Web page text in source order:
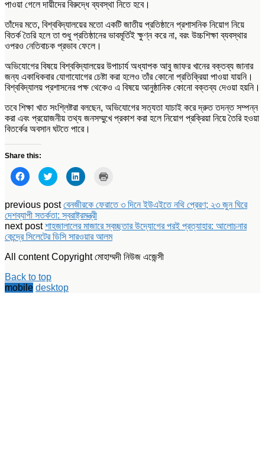
পাওয়া গেলে দায়ীদের বিরুদ্ধে ব্যবস্থা নিতে হবে।
তাঁদের মতে, বিশ্ববিদ্যালয়ের মতো একটি জাতীয় প্রতিষ্ঠানে প্রশাসনিক নিয়োগ নিয়ে
বিতর্ক তৈরি হলে তা শুধু প্রতিষ্ঠানের ভাবমূর্তিই ক্ষুণ্ন করে না, বরং উচ্চশিক্ষা ব্যবস্থার
ওপরও নেতিবাচক প্রভাব ফেলে।
অভিযোগের বিষয়ে বিশ্ববিদ্যালয়ের উপাচার্য অধ্যাপক আবু জাফর খানের বক্তব্য জানার
জন্য একাধিকবার যোগাযোগের চেষ্টা করা হলেও তাঁর কোনো প্রতিক্রিয়া পাওয়া যায়নি।
বিশ্ববিদ্যালয় প্রশাসনের পক্ষ থেকেও এ বিষয়ে আনুষ্ঠানিক কোনো বক্তব্য দেওয়া হয়নি।
তবে শিক্ষা খাত সংশ্লিষ্টরা বলছেন, অভিযোগের সত্যতা যাচাই করে দ্রুত তদন্ত সম্পন্ন
করা এবং প্রয়োজনীয় তথ্য জনসম্মুখে প্রকাশ করা হলে নিয়োগ প্রক্রিয়া নিয়ে তৈরি হওয়া
বিতর্কের অবসান ঘটতে পারে।
Share this:
Click
to
share
Facebook
(Opens
in
new
window)
Click
to
share
Twitter
(Opens
in
new
window)
Click
to
LinkedIn
(Opens
in
new
window)
in
new
previous postবেনজীরকে ফেরাতে ৩ দিনে ইউএইতে নথি প্রেরণ; ২৩ জুন ঘিরে
দেশব্যাপী সতর্কতা: স্বরাষ্ট্রমন্ত্রী
next postশাহজালালের মাজারে স্বচ্ছতার উদ্যোগের পরই প্রত্যাহার: আলোচনার
কেন্দ্রে সিলেটের ডিসি সারওয়ার আলম
All content Copyright মোহাম্মদী নিউজ এজেন্সী
Back to top
mobile desktop